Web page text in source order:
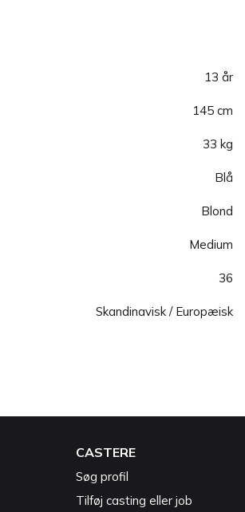
13 år
145 cm
33 kg
Blå
Blond
Medium
36
Skandinavisk / Europæisk
CASTERE
Søg profil
Tilføj casting eller job